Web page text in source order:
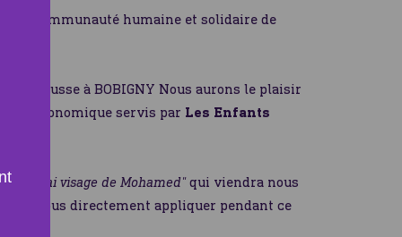
la communauté humaine et solidaire de
Barbusse à BOBIGNY Nous aurons le plaisir
gastronomique servis par Les Enfants
"Le vrai visage de Mohamed"qui viendra nous
nous directement appliquer pendant ce